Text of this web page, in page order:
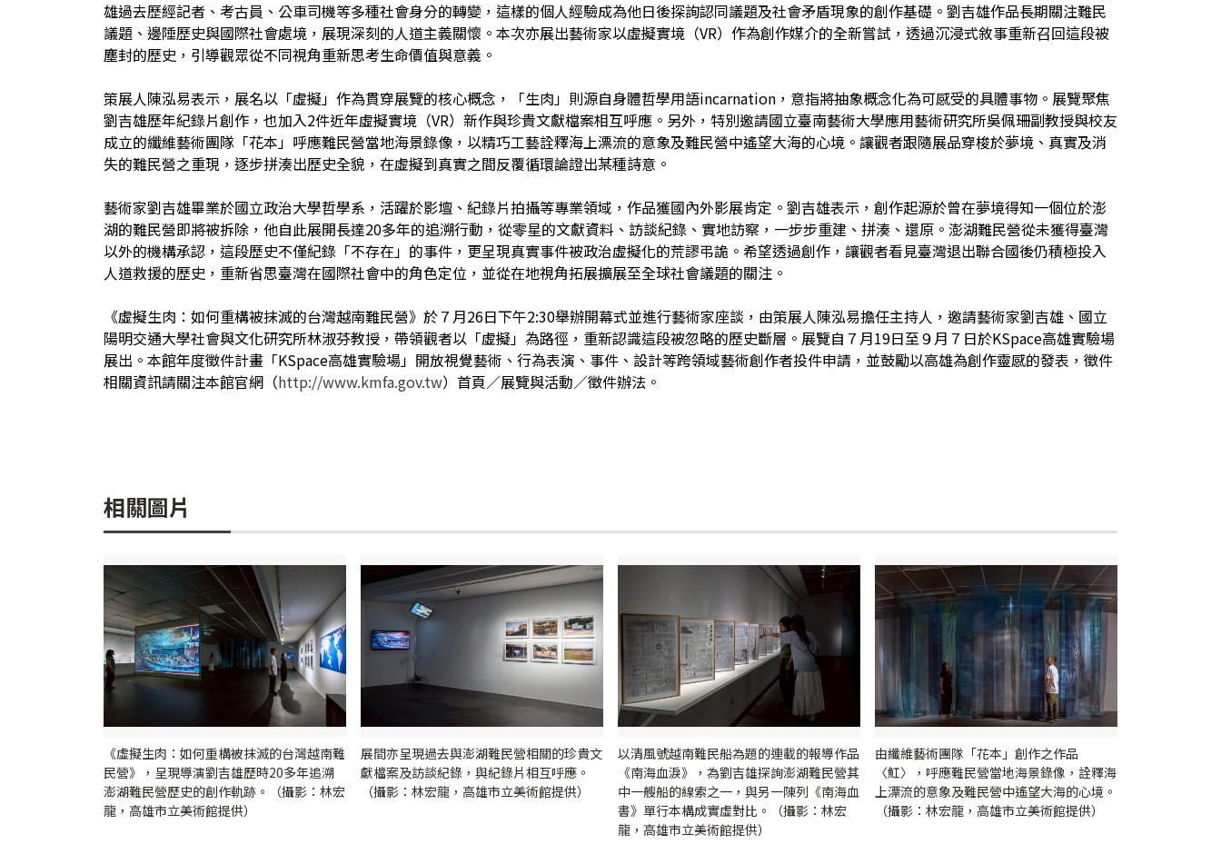
雄過去歷經記者、考古員、公車司機等多種社會身分的轉變，這樣的個人經驗成為他日後探詢認同議題及社會矛盾現象的創作基礎。劉吉雄作品長期關注難民
議題、邊陲歷史與國際社會處境，展現深刻的人道主義關懷。本次亦展出藝術家以虛擬實境（VR）作為創作媒介的全新嘗試，透過沉浸式敘事重新召回這段被
塵封的歷史，引導觀眾從不同視角重新思考生命價值與意義。
策展人陳泓易表示，展名以「虛擬」作為貫穿展覽的核心概念，「生肉」則源自身體哲學用語incarnation，意指將抽象概念化為可感受的具體事物。展覽聚焦
劉吉雄歷年紀錄片創作，也加入2件近年虛擬實境（VR）新作與珍貴文獻檔案相互呼應。另外，特別邀請國立臺南藝術大學應用藝術研究所吳佩珊副教授與校友
成立的纖維藝術團隊「花本」呼應難民營當地海景錄像，以精巧工藝詮釋海上漂流的意象及難民營中遙望大海的心境。讓觀者跟隨展品穿梭於夢境、真實及消
失的難民營之重現，逐步拼湊出歷史全貌，在虛擬到真實之間反覆循環論證出某種詩意。
藝術家劉吉雄畢業於國立政治大學哲學系，活躍於影壇、紀錄片拍攝等專業領域，作品獲國內外影展肯定。劉吉雄表示，創作起源於曾在夢境得知一個位於澎
湖的難民營即將被拆除，他自此展開長達20多年的追溯行動，從零星的文獻資料、訪談紀錄、實地訪察，一步步重建、拼湊、還原。澎湖難民營從未獲得臺灣
以外的機構承認，這段歷史不僅紀錄「不存在」的事件，更呈現真實事件被政治虛擬化的荒謬弔詭。希望透過創作，讓觀者看見臺灣退出聯合國後仍積極投入
人道救援的歷史，重新省思臺灣在國際社會中的角色定位，並從在地視角拓展擴展至全球社會議題的關注。
《虛擬生肉：如何重構被抹滅的台灣越南難民營》於７月26日下午2:30舉辦開幕式並進行藝術家座談，由策展人陳泓易擔任主持人，邀請藝術家劉吉雄、國立
陽明交通大學社會與文化研究所林淑芬教授，帶領觀者以「虛擬」為路徑，重新認識這段被忽略的歷史斷層。展覽自７月19日至９月７日於KSpace高雄實驗場
展出。本館年度徵件計畫「KSpace高雄實驗場」開放視覺藝術、行為表演、事件、設計等跨領域藝術創作者投件申請，並鼓勵以高雄為創作靈感的發表，徵件
相關資訊請關注本館官網（http://www.kmfa.gov.tw）首頁／展覽與活動／徵件辦法。
相關圖片
《虛擬生肉：如何重構被抹滅的台灣越南難
民營》，呈現導演劉吉雄歷時20多年追溯
澎湖難民營歷史的創作軌跡。（攝影：林宏
龍，高雄市立美術館提供）
展間亦呈現過去與澎湖難民營相關的珍貴文
獻檔案及訪談紀錄，與紀錄片相互呼應。
（攝影：林宏龍，高雄市立美術館提供）
以清風號越南難民船為題的連載的報導作品
《南海血淚》，為劉吉雄探詢澎湖難民營其
中一艘船的線索之一，與另一陳列《南海血
書》單行本構成實虛對比。（攝影：林宏
龍，高雄市立美術館提供）
由纖維藝術團隊「花本」創作之作品
〈魟〉，呼應難民營當地海景錄像，詮釋海
上漂流的意象及難民營中遙望大海的心境。
（攝影：林宏龍，高雄市立美術館提供）